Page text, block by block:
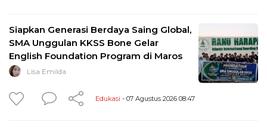
Siapkan Generasi Berdaya Saing Global,
SMA Unggulan KKSS Bone Gelar
English Foundation Program di Maros
Lisa Emilda
Edukasi - 07 Agustus 2026 08:47